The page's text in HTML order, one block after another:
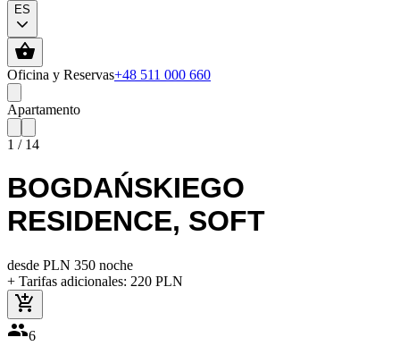
ES
Oficina y Reservas+48 511 000 660
Apartamento
1 / 14
BOGDAŃSKIEGO
RESIDENCE, SOFT
desde PLN 350 noche
+ Tarifas adicionales: 220 PLN
6